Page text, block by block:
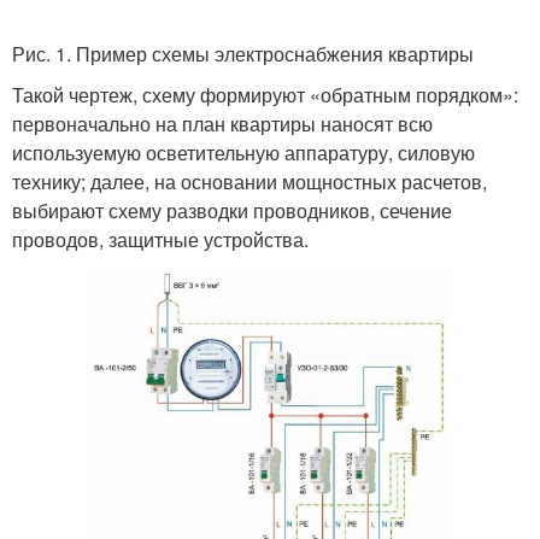
Рис. 1. Пример схемы электроснабжения квартиры
Такой чертеж, схему формируют «обратным порядком»:
первоначально на план квартиры наносят всю
используемую осветительную аппаратуру, силовую
технику; далее, на основании мощностных расчетов,
выбирают схему разводки проводников, сечение
проводов, защитные устройства.